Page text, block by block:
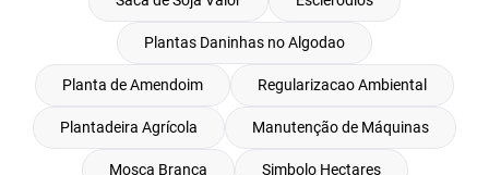
Plantas Daninhas no Algodao
Planta de Amendoim Regularizacao Ambiental
Plantadeira Agrícola Manutenção de Máquinas
Mosca Branca Simbolo Hectares